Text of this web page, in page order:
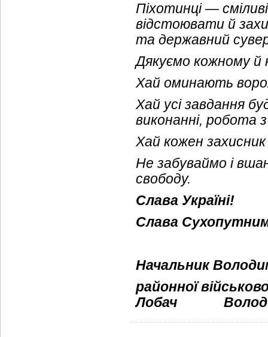
Піхотинці —
відстоювати й
та державний
Дякуємо кожному й
Хай оминають
Хай усі завдання
виконанні, робота
Хай кожен
Не забуваймо і
свободу.
Слава Україні!
Слава
Начальник
районної
Лобач